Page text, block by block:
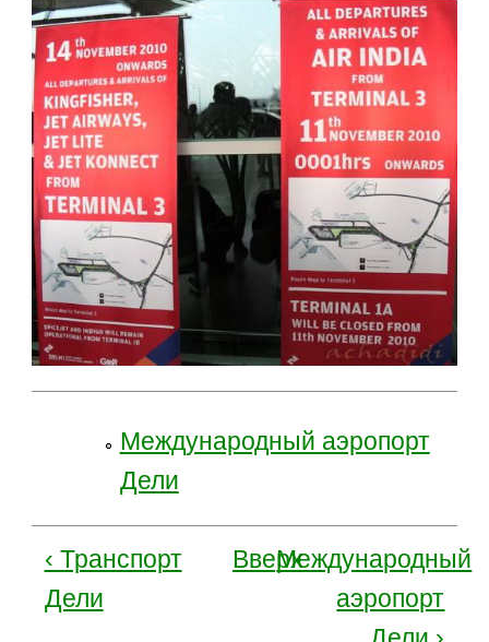
Международный аэропорт
Дели
‹ Транспорт
Дели
ВверхМеждународный
аэропорт